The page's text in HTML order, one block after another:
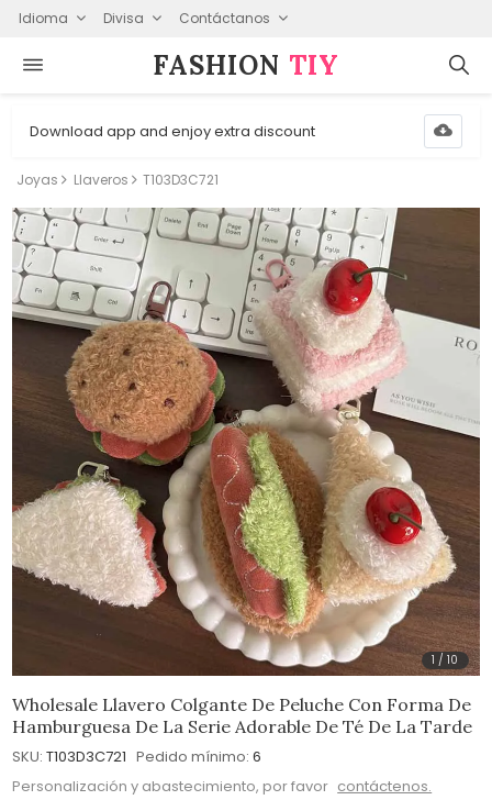
Idioma Divisa Contáctanos
FASHION⁠ TIY
Download app and enjoy extra discount
Joyas Llaveros T103D3C721
1 /10
Wholesale Llavero Colgante De Peluche Con Forma De
Hamburguesa De La Serie Adorable De Té De La Tarde
SKU: T103D3C721 Pedido mínimo: 6
Personalización y abastecimiento, por favor contáctenos.